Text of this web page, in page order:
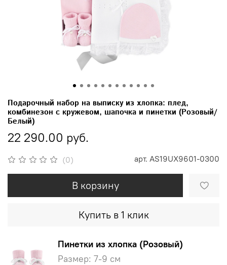
(0) арт. AS19UX9601-0300
Подарочный набор на выписку из хлопка: плед,
комбинезон с кружевом, шапочка и пинетки (Розовый/
Белый)
22 290.00 руб.
В корзину
Купить в 1 клик
Пинетки из хлопка (Розовый)
Размер: 7-9 см